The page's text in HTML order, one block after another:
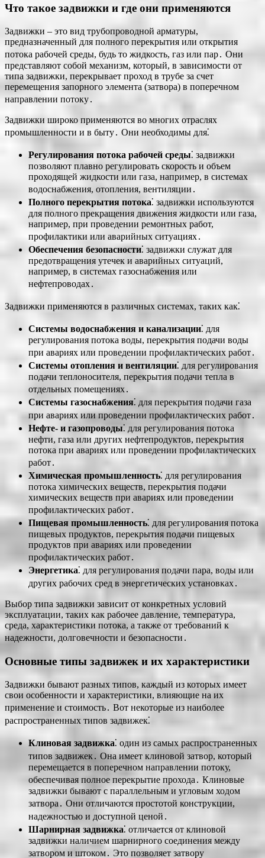
Что такое задвижки и где они применяются
Задвижки – это вид трубопроводной арматуры,
предназначенный для полного перекрытия или открытия
потока рабочей среды, будь то жидкость, газ или пар․ Они
представляют собой механизм, который, в зависимости от
типа задвижки, перекрывает проход в трубе за счет
перемещения запорного элемента (затвора) в поперечном
направлении потоку․
Задвижки широко применяются во многих отраслях
промышленности и в быту․ Они необходимы для⁚
Регулирования потока рабочей среды⁚ задвижки
позволяют плавно регулировать скорость и объем
проходящей жидкости или газа, например, в системах
водоснабжения, отопления, вентиляции․
Полного перекрытия потока⁚ задвижки используются
для полного прекращения движения жидкости или газа,
например, при проведении ремонтных работ,
профилактики или аварийных ситуациях․
Обеспечения безопасности⁚ задвижки служат для
предотвращения утечек и аварийных ситуаций,
например, в системах газоснабжения или
нефтепроводах․
Задвижки применяются в различных системах, таких как⁚
Системы водоснабжения и канализации⁚ для
регулирования потока воды, перекрытия подачи воды
при авариях или проведении профилактических работ․
Системы отопления и вентиляции⁚ для регулирования
подачи теплоносителя, перекрытия подачи тепла в
отдельных помещениях․
Системы газоснабжения⁚ для перекрытия подачи газа
при авариях или проведении профилактических работ․
Нефте- и газопроводы⁚ для регулирования потока
нефти, газа или других нефтепродуктов, перекрытия
потока при авариях или проведении профилактических
работ․
Химическая промышленность⁚ для регулирования
потока химических веществ, перекрытия подачи
химических веществ при авариях или проведении
профилактических работ․
Пищевая промышленность⁚ для регулирования потока
пищевых продуктов, перекрытия подачи пищевых
продуктов при авариях или проведении
профилактических работ․
Энергетика⁚ для регулирования подачи пара, воды или
других рабочих сред в энергетических установках․
Выбор типа задвижки зависит от конкретных условий
эксплуатации, таких как рабочее давление, температура,
среда, характеристики потока, а также от требований к
надежности, долговечности и безопасности․
Основные типы задвижек и их характеристики
Задвижки бывают разных типов, каждый из которых имеет
свои особенности и характеристики, влияющие на их
применение и стоимость․ Вот некоторые из наиболее
распространенных типов задвижек⁚
Клиновая задвижка⁚ один из самых распространенных
типов задвижек․ Она имеет клиновой затвор, который
перемещается в поперечном направлении потоку,
обеспечивая полное перекрытие прохода․ Клиновые
задвижки бывают с параллельным и угловым ходом
затвора․ Они отличаются простотой конструкции,
надежностью и доступной ценой․
Шарнирная задвижка⁚ отличается от клиновой
задвижки наличием шарнирного соединения между
затвором и штоком․ Это позволяет затвору